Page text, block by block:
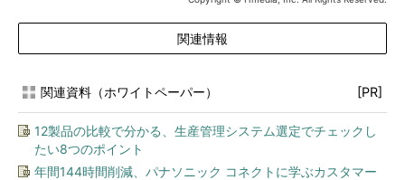
関連情報
関連資料（ホワイトペーパー） [PR]
12製品の比較で分かる、生産管理システム選定でチェックし
たい8つのポイント
年間144時間削減、パナソニック コネクトに学ぶカスタマー